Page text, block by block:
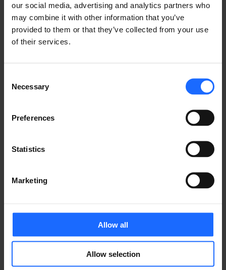
our social media, advertising and analytics partners who
may combine it with other information that you’ve
provided to them or that they’ve collected from your use
of their services.
Selection
Necessary
Preferences
Statistics
Marketing
Allow all
Allow selection
Lorem Ipsum is
simply dummy text
of the printing and
typesetting
industry
Lorem Ipsum is
simply dummy text
of the printing and